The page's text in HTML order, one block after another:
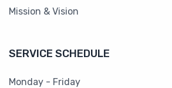
Mission & Vision
SERVICE SCHEDULE
Monday - Friday